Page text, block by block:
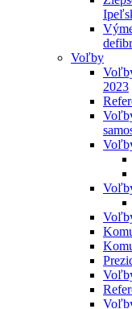
Voľby
2023